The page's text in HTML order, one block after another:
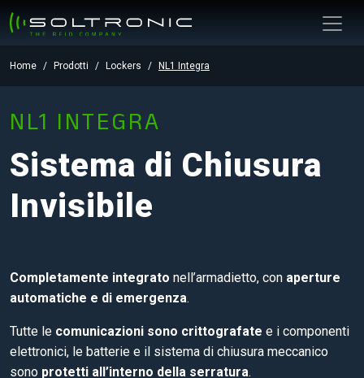
Home Prodotti Lockers NL1 Integra
NL1 INTEGRA
Sistema di Chiusura
Invisibile
Completamente integrato nell’armadietto, con aperture
automatiche e di emergenza.
Tutte le comunicazioni sono crittografate e i componenti
elettronici, le batterie e il sistema di chiusura meccanico
sono protetti all’interno della serratura.